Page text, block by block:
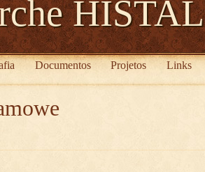
HISTAL
Documentos Projetos Links